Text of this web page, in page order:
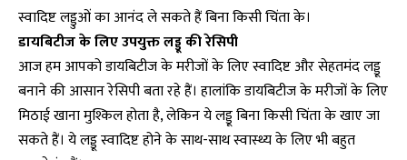
स्वादिष्ट लड्डुओं का आनंद ले सकते हैं बिना किसी चिंता के।
डायबिटीज के लिए उपयुक्त लड्डू की रेसिपी
आज हम आपको डायबिटीज के मरीजों के लिए स्वादिष्ट और सेहतमंद लड्डू
बनाने की आसान रेसिपी बता रहे हैं। हालांकि डायबिटीज के मरीजों के लिए
मिठाई खाना मुश्किल होता है, लेकिन ये लड्डू बिना किसी चिंता के खाए जा
सकते हैं। ये लड्डू स्वादिष्ट होने के साथ-साथ स्वास्थ्य के लिए भी बहुत